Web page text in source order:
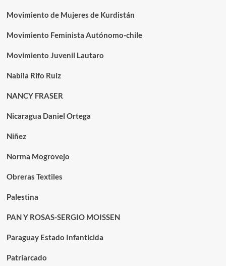
Movimiento de Mujeres de Kurdistán
Movimiento Feminista Autónomo-chile
Movimiento Juvenil Lautaro
Nabila Rifo Ruiz
NANCY FRASER
Nicaragua Daniel Ortega
Niñez
Norma Mogrovejo
Obreras Textiles
Palestina
PAN Y ROSAS-SERGIO MOISSEN
Paraguay Estado Infanticida
Patriarcado